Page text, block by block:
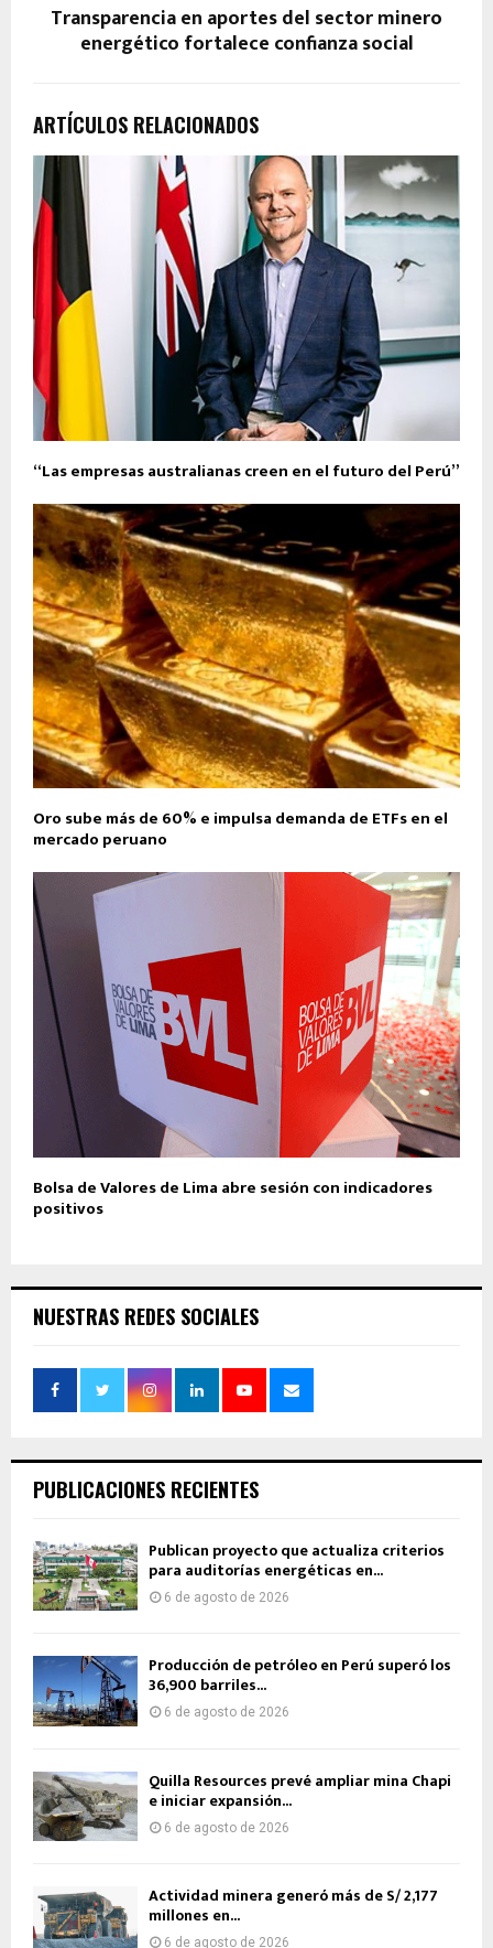
Transparencia en aportes del sector minero
energético fortalece confianza social
ARTÍCULOS RELACIONADOS
“Las empresas australianas creen en el futuro del Perú”
Oro sube más de 60% e impulsa demanda de ETFs en el
mercado peruano
Bolsa de Valores de Lima abre sesión con indicadores
positivos
NUESTRAS REDES SOCIALES
PUBLICACIONES RECIENTES
Publican proyecto que actualiza criterios
para auditorías energéticas en...
6 de agosto de 2026
Producción de petróleo en Perú superó los
36,900 barriles...
6 de agosto de 2026
Quilla Resources prevé ampliar mina Chapi
e iniciar expansión...
6 de agosto de 2026
Actividad minera generó más de S/ 2,177
millones en...
6 de agosto de 2026